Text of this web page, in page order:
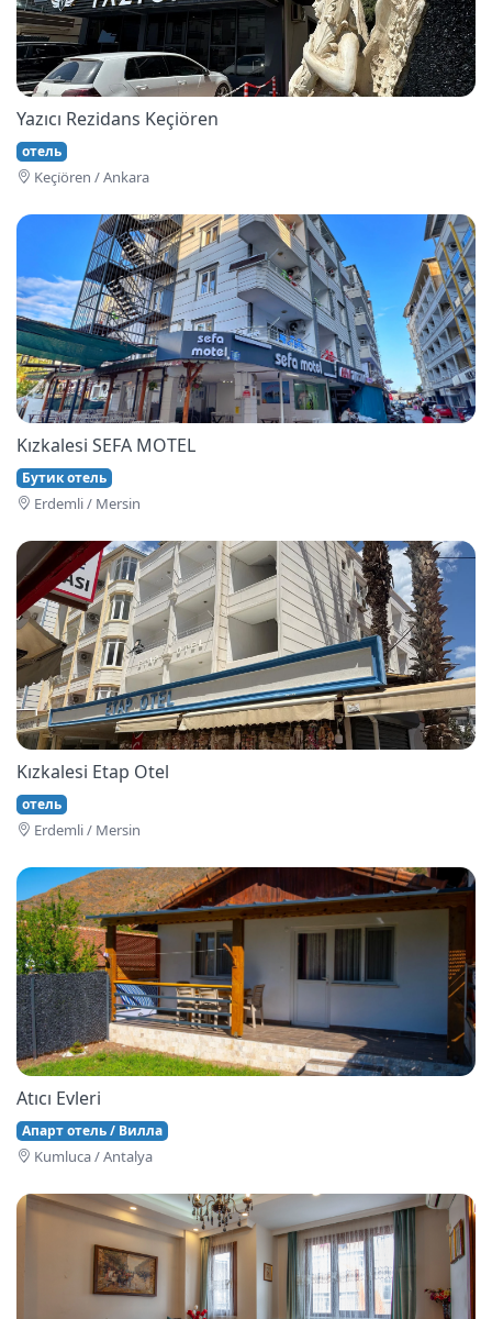
Yazıcı Rezidans Keçiören
отель
Keçi̇ören / Ankara
Kızkalesi SEFA MOTEL
Бутик отель
Erdemli / Mersin
Kızkalesi Etap Otel
отель
Erdemli / Mersin
Atıcı Evleri
Апарт отель / Вилла
Kumluca / Antalya